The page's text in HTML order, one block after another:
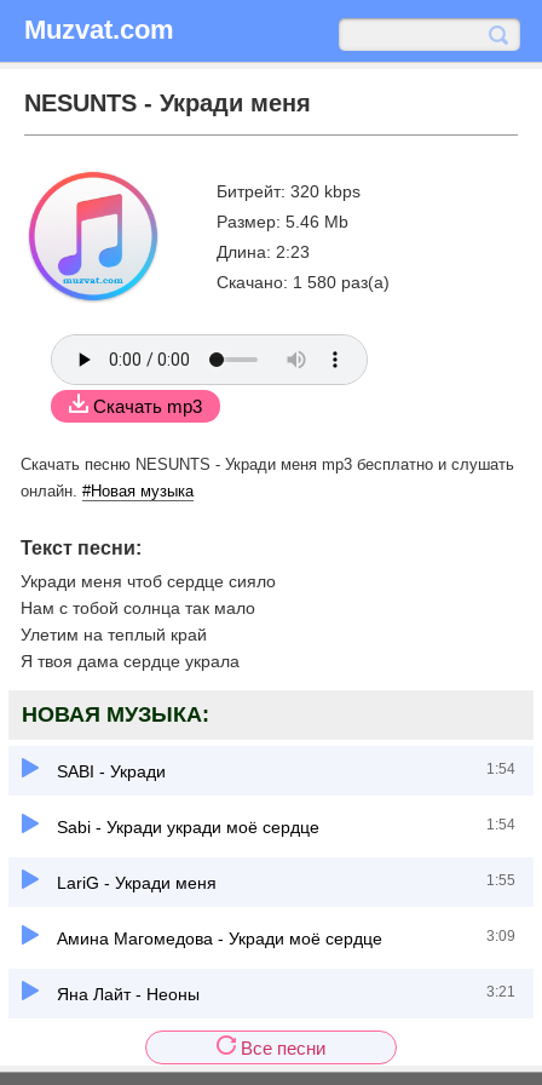
Muzvat.com
NESUNTS - Укради меня
Битрейт: 320 kbps
Размер: 5.46 Mb
Длина: 2:23
Скачано: 1 580 раз(а)
Скачать mp3
Скачать песню NESUNTS - Укради меня mp3 бесплатно и слушать
онлайн. #Новая музыка
Текст песни:
Укради меня чтоб сердце сияло
Нам с тобой солнца так мало
Улетим на теплый край
Я твоя дама сердце украла
НОВАЯ МУЗЫКА:
SABI - Укради 1:54
Sabi - Укради укради моё сердце 1:54
LariG - Укради меня 1:55
Амина Магомедова - Укради моё сердце 3:09
Яна Лайт - Неоны 3:21
Все песни